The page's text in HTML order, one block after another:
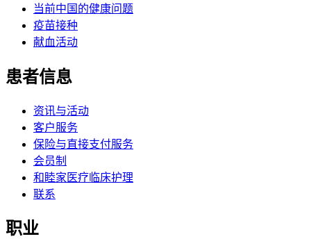
当前中国的健康问题
疫苗接种
献血活动
患者信息
资讯与活动
客户服务
保险与直接支付服务
会员制
和睦家医疗临床护理
联系
职业